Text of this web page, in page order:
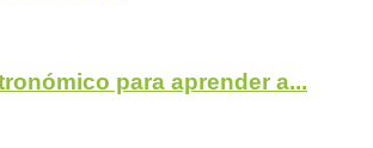
para aprender a...